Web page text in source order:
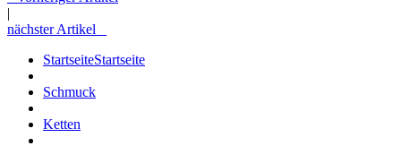
|
nächster Artikel
StartseiteStartseite
Schmuck
Ketten